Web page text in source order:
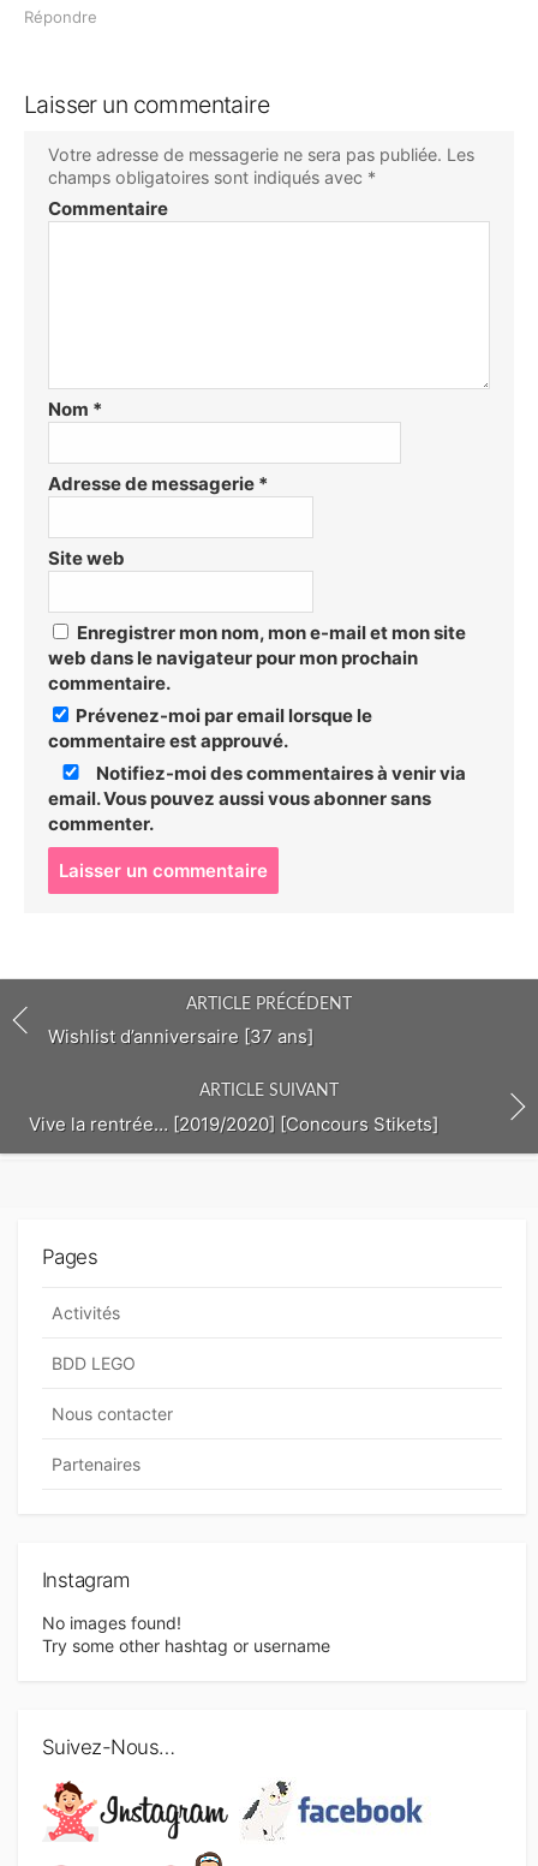
Répondre
Laisser un commentaire
Votre adresse de messagerie ne sera pas publiée. Les
champs obligatoires sont indiqués avec *
Commentaire
Nom *
Adresse de messagerie *
Site web
Enregistrer mon nom, mon e-mail et mon site
web dans le navigateur pour mon prochain
commentaire.
Prévenez-moi par email lorsque le
commentaire est approuvé.
Notifiez-moi des commentaires à venir via
email. Vous pouvez aussivous abonnersans
commenter.
o
m
m
n
t
ARTICLE PRÉCÉDENT
Wishlist d’anniversaire [37 ans]
ARTICLE SUIVANT
Vive la rentrée… [2019/2020] [Concours Stikets]
Pages
Activités
BDD LEGO
Nous contacter
Partenaires
Instagram
No images found!
Try some other hashtag or username
Suivez-Nous…